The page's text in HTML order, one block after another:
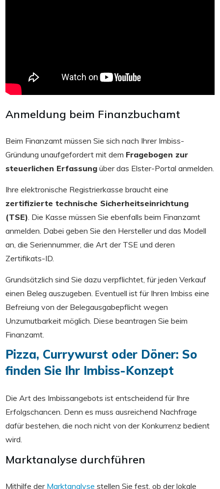
Anmeldung beim Finanzbuchamt
Beim Finanzamt müssen Sie sich nach Ihrer Imbiss-
Gründung unaufgefordert mit dem Fragebogen zur
steuerlichen Erfassung über das Elster-Portal anmelden.
Ihre elektronische Registrierkasse braucht eine
zertifizierte technische Sicherheitseinrichtung
(TSE) . Die Kasse müssen Sie ebenfalls beim Finanzamt
anmelden. Dabei geben Sie den Hersteller und das Modell
an, die Seriennummer, die Art der TSE und deren
Zertifikats-ID.
Grundsätzlich sind Sie dazu verpflichtet, für jeden Verkauf
einen Beleg auszugeben. Eventuell ist für Ihren Imbiss eine
Befreiung von der Belegausgabepflicht wegen
Unzumutbarkeit möglich. Diese beantragen Sie beim
Finanzamt.
Pizza, Currywurst oder Döner: So
finden Sie Ihr Imbiss-Konzept
Die Art des Imbissangebots ist entscheidend für Ihre
Erfolgschancen. Denn es muss ausreichend Nachfrage
dafür bestehen, die noch nicht von der Konkurrenz bedient
wird.
Marktanalyse durchführen
Mithilfe der Marktanalyse stellen Sie fest, ob der lokale